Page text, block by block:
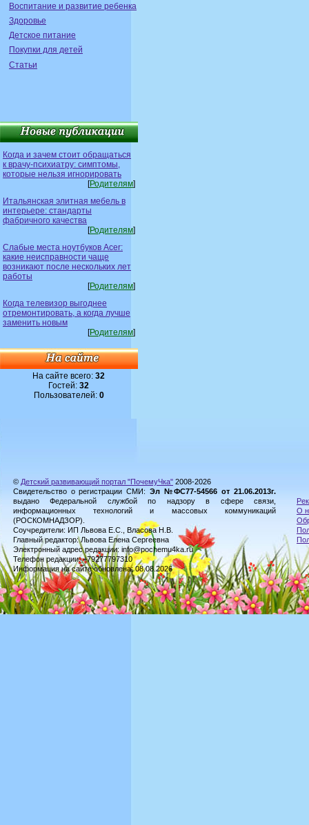
Воспитание и развитие ребенка
Здоровье
Детское питание
Покупки для детей
Статьи
Когда и зачем стоит обращаться
к врачу-психиатру: симптомы,
которые нельзя игнорировать
[Родителям]
Итальянская элитная мебель в
интерьере: стандарты
фабричного качества
[Родителям]
Слабые места ноутбуков Acer:
какие неисправности чаще
возникают после нескольких лет
работы
[Родителям]
Когда телевизор выгоднее
отремонтировать, а когда лучше
заменить новым
[Родителям]
На сайте всего:32
Гостей:32
Пользователей: 0
© Детский развивающий портал "ПочемуЧка" 2008-2026
Свидетельство о регистрации СМИ: Эл №ФС77-54566 от 21.06.2013г.
выдано Федеральной службой по надзору в сфере связи,
информационных технологий и массовых коммуникаций
(РОСКОМНАДЗОР).
Соучредители: ИП Львова Е.С., Власова Н.В.
Главный редактор: Львова Елена Сергеевна
Электронный адрес редакции: info@pochemu4ka.ru
Телефон редакции: +79277797310
Информация на сайте обновлена: 08.08.2026
О